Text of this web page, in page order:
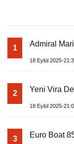
1 Admiral
18 Eylül 2025-
2 Yeni Vira
18 Eylül 2025-
3 Euro Boat